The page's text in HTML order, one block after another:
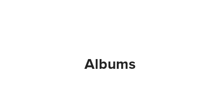
Albums